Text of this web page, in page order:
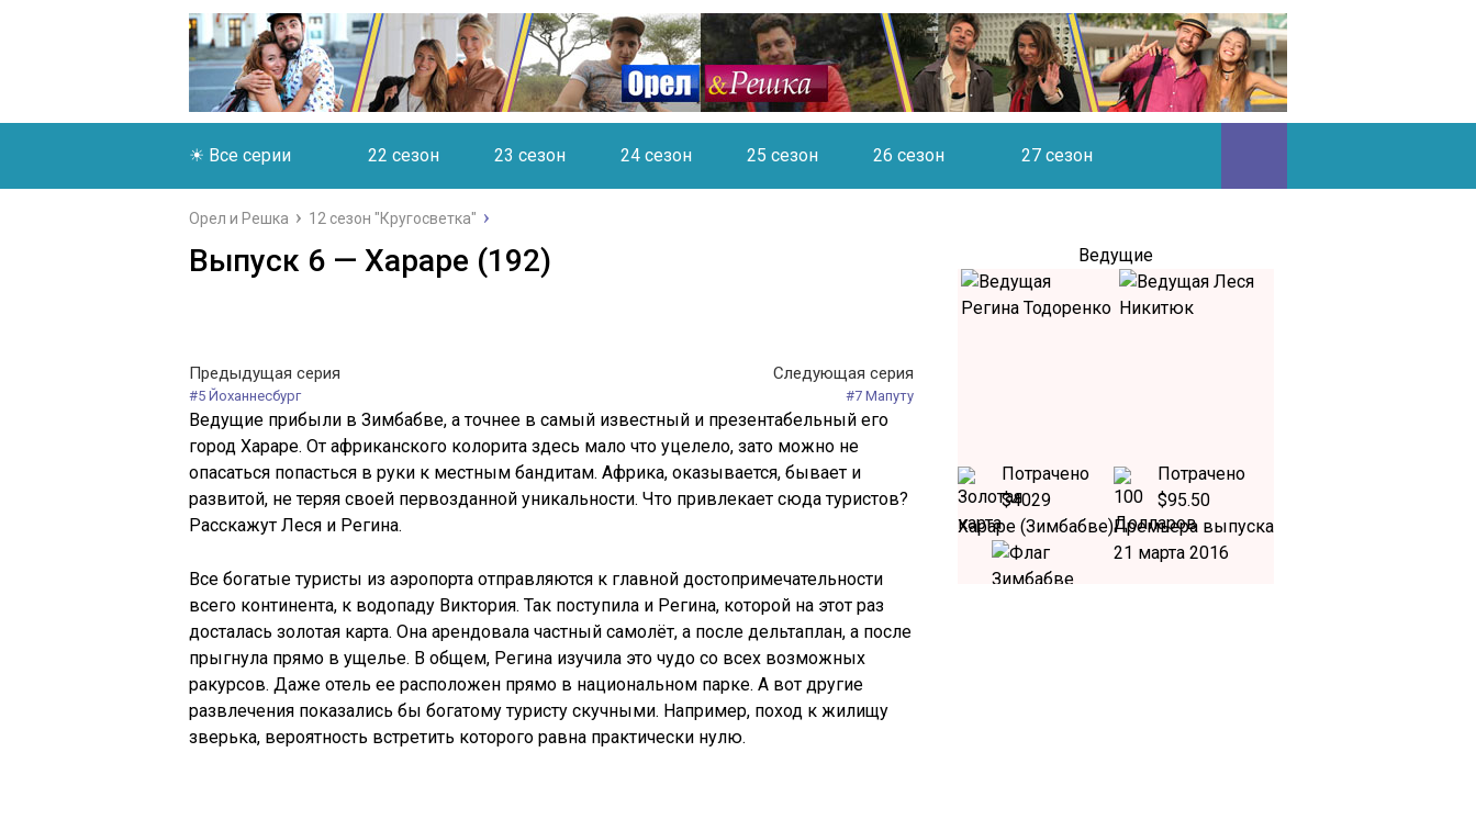
☀ Все серии 22 сезон 23 сезон 24 сезон 25 сезон 26 сезон 27 сезон
Орел и Решка 12 сезон "Кругосветка"
Выпуск 6 — Хараре (192)
Предыдущая серия
#5 Йоханнесбург
Следующая серия
#7 Мапуту
Ведущие прибыли в Зимбабве, а точнее в самый известный и презентабельный его
город Хараре. От африканского колорита здесь мало что уцелело, зато можно не
опасаться попасться в руки к местным бандитам. Африка, оказывается, бывает и
развитой, не теряя своей первозданной уникальности. Что привлекает сюда туристов?
Расскажут Леся и Регина.
Все богатые туристы из аэропорта отправляются к главной достопримечательности
всего континента, к водопаду Виктория. Так поступила и Регина, которой на этот раз
досталась золотая карта. Она арендовала частный самолёт, а после дельтаплан, а после
прыгнула прямо в ущелье. В общем, Регина изучила это чудо со всех возможных
ракурсов. Даже отель ее расположен прямо в национальном парке. А вот другие
развлечения показались бы богатому туристу скучными. Например, поход к жилищу
зверька, вероятность встретить которого равна практически нулю.
Ведущие
Потрачено
$4029
Потрачено
$95.50
Хараре (Зимбабве)Премьера выпуска
21 марта 2016